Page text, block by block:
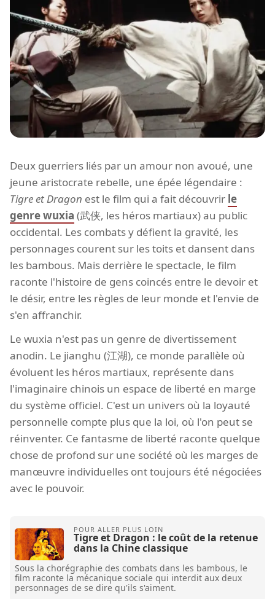
Deux guerriers liés par un amour non avoué, une
jeune aristocrate rebelle, une épée légendaire :
Tigre et Dragon est le film qui a fait découvrir le
genre wuxia (武侠, les héros martiaux) au public
occidental. Les combats y défient la gravité, les
personnages courent sur les toits et dansent dans
les bambous. Mais derrière le spectacle, le film
raconte l'histoire de gens coincés entre le devoir et
le désir, entre les règles de leur monde et l'envie de
s'en affranchir.
Le wuxia n'est pas un genre de divertissement
anodin. Le jianghu (江湖), ce monde parallèle où
évoluent les héros martiaux, représente dans
l'imaginaire chinois un espace de liberté en marge
du système officiel. C'est un univers où la loyauté
personnelle compte plus que la loi, où l'on peut se
réinventer. Ce fantasme de liberté raconte quelque
chose de profond sur une société où les marges de
manœuvre individuelles ont toujours été négociées
avec le pouvoir.
Tigre et Dragon : le coût de la retenue
dans la Chine classique
Sous la chorégraphie des combats dans les bambous, le
film raconte la mécanique sociale qui interdit aux deux
personnages de se dire qu'ils s'aiment.